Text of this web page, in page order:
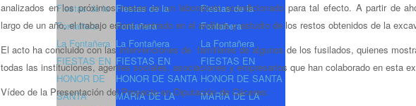
Fiestas de la
Fontañera
La Fontañera
FIESTAS EN
HONOR DE
SANTA
Fiestas de la
Fontañera
La Fontañera
FIESTAS EN
HONOR DE SANTA
MARÍA DE LA
Fiestas de la
Fontañera
La Fontañera
FIESTAS EN
HONOR DE SANTA
MARÍA DE LA
analizados en los próximos meses en un laboratorio acondicionado para tal efecto. A partir de
largo de un año, el trabajo estará centrado en el análisis y estudio de los restos obtenidos de la
El acto ha concluido con las intervenciones de familiares de algunos de los fusilados, quienes
todas las instituciones, agentes sociales, asociaciones y empresarios que han colaborado en esta
Vídeo de la Presentación del Proyecto en Diputación de Cáceres: